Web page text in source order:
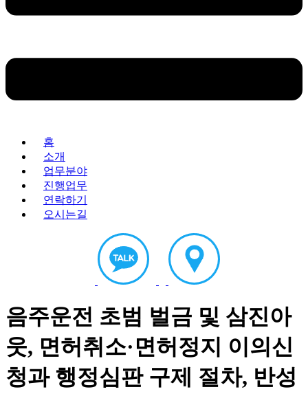
홈
소개
업무분야
진행업무
연락하기
오시는길
음주운전 초범 벌금 및 삼진아
웃, 면허취소·면허정지 이의신
청과 행정심판 구제 절차, 반성